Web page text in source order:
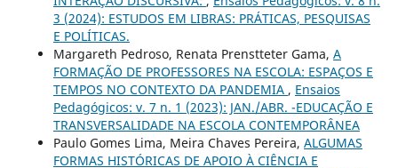
3 (2024): ESTUDOS EM LIBRAS: PRÁTICAS, PESQUISAS
E POLÍTICAS.
Margareth Pedroso, Renata Prenstteter Gama, A
FORMAÇÃO DE PROFESSORES NA ESCOLA: ESPAÇOS E
TEMPOS NO CONTEXTO DA PANDEMIA , Ensaios
Pedagógicos: v. 7 n. 1 (2023): JAN./ABR. -EDUCAÇÃO E
TRANSVERSALIDADE NA ESCOLA CONTEMPORÂNEA
Paulo Gomes Lima, Meira Chaves Pereira, ALGUMAS
FORMAS HISTÓRICAS DE APOIO À CIÊNCIA E